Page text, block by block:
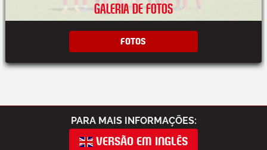
GALERIA DE FOTOS
FOTOS
PARA MAIS INFORMAÇÕES:
VERSÃO EM INGLÊS